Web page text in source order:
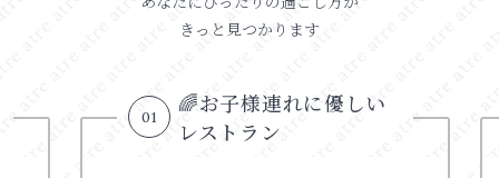
きっと見つかります
01
🌈お子様連れに優しい
レストラン